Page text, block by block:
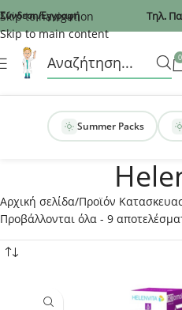
Recaptcha
Skip to navigation
Skip to main content
Σύνδεση/Εγγραφή Τηλ.
0
Summer Packs
Αρχική σελίδα Προϊόν
Προβάλλονται όλα - 9